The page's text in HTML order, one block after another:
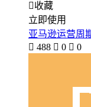
收藏
立即使用
亚马逊运营周
 488  0  0